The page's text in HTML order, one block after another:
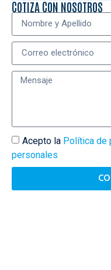
COTIZA CON NOSOTROS
Acepto la Política de
personales